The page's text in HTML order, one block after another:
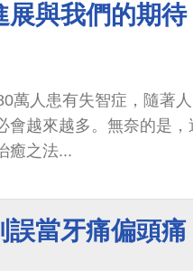
展與我們的期待
萬人患有失智症，隨著
會越來越多。無奈的是，
癒之法...
誤當牙痛偏頭痛